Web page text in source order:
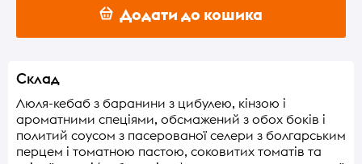
Додати до кошика
Склад
Люля-кебаб з баранини з цибулею, кінзою і
ароматними спеціями, обсмажений з обох боків і
политий соусом з пасерованої селери з болгарським
перцем і томатною пастою, соковитих томатів та